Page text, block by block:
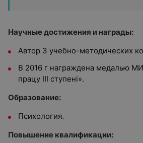
Научные достижения и награды:
Автор 3 учебно-методических
В 2016 г награждена медалью
працу III ступені».
Образование:
Психология.
Повышение квалификации: